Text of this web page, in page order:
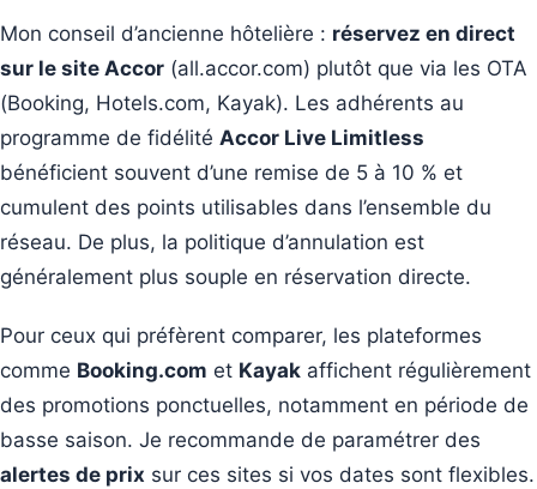
Mon conseil d’ancienne hôtelière : réservez en direct
sur le site Accor (all.accor.com) plutôt que via les OTA
(Booking, Hotels.com, Kayak). Les adhérents au
programme de fidélité Accor Live Limitless
bénéficient souvent d’une remise de 5 à 10 % et
cumulent des points utilisables dans l’ensemble du
réseau. De plus, la politique d’annulation est
généralement plus souple en réservation directe.
Pour ceux qui préfèrent comparer, les plateformes
comme Booking.com et Kayak affichent régulièrement
des promotions ponctuelles, notamment en période de
basse saison. Je recommande de paramétrer des
alertes de prix sur ces sites si vos dates sont flexibles.